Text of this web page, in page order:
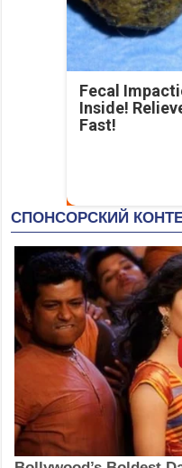
Fecal
Inside!
Fast!